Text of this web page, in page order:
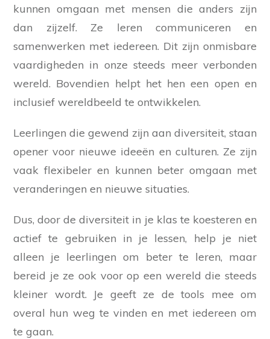
kunnen omgaan met mensen die anders zijn
dan zijzelf. Ze leren communiceren en
samenwerken met iedereen. Dit zijn onmisbare
vaardigheden in onze steeds meer verbonden
wereld. Bovendien helpt het hen een open en
inclusief wereldbeeld te ontwikkelen.
Leerlingen die gewend zijn aan diversiteit, staan
opener voor nieuwe ideeën en culturen. Ze zijn
vaak flexibeler en kunnen beter omgaan met
veranderingen en nieuwe situaties.
Dus, door de diversiteit in je klas te koesteren en
actief te gebruiken in je lessen, help je niet
alleen je leerlingen om beter te leren, maar
bereid je ze ook voor op een wereld die steeds
kleiner wordt. Je geeft ze de tools mee om
overal hun weg te vinden en met iedereen om
te gaan.